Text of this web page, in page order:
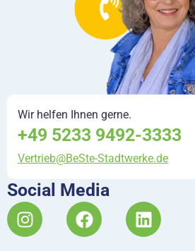
Wir helfen Ihnen gerne.
+49 5233 9492-3333
Vertrieb@BeSte-Stadtwerke.de
Social Media
I
n
F
a
L
i